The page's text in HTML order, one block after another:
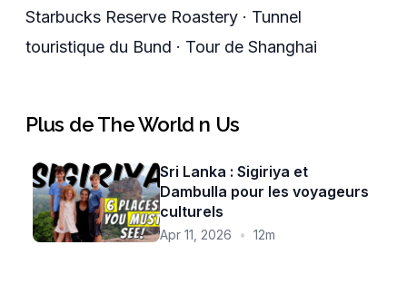
Starbucks Reserve Roastery · Tunnel
touristique du Bund · Tour de Shanghai
Plus de The World n Us
Sri Lanka : Sigiriya et
Dambulla pour les voyageurs
culturels
Apr 11, 2026 • 12m